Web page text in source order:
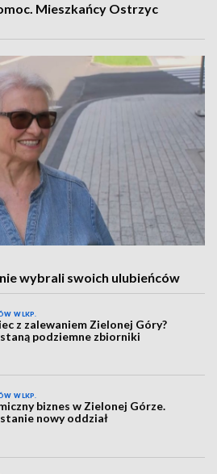
Mieszkańcy Ostrzyc
wybrali swoich ulubieńców
WLKP.
z zalewaniem Zielonej Góry?
podziemne zbiorniki
WLKP.
biznes w Zielonej Górze.
nowy oddział